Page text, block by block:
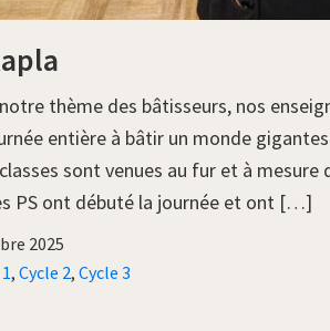
thème des bâtisseurs, nos
entière à bâtir un monde
sont venues au fur et à
PS ont débuté la journée et ont […]
2025
, Cycle 2, Cycle 3